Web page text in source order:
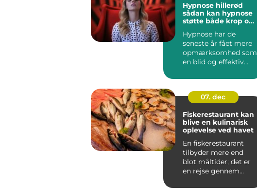
Hypnose hillerød
sådan kan hypnose
støtte både krop og
Hypnose har de
seneste år fået mere
opmærksomhed som
en blid og effektiv
bruges ...
07. dec
Fiskerestaurant kan
blive en kulinarisk
oplevelse ved havet
En fiskerestaurant
tilbyder mere end
blot måltider; det er
en rejse gennem